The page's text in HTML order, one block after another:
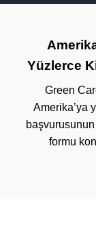
Yüzlerce
Green
Amerika’ya
formu